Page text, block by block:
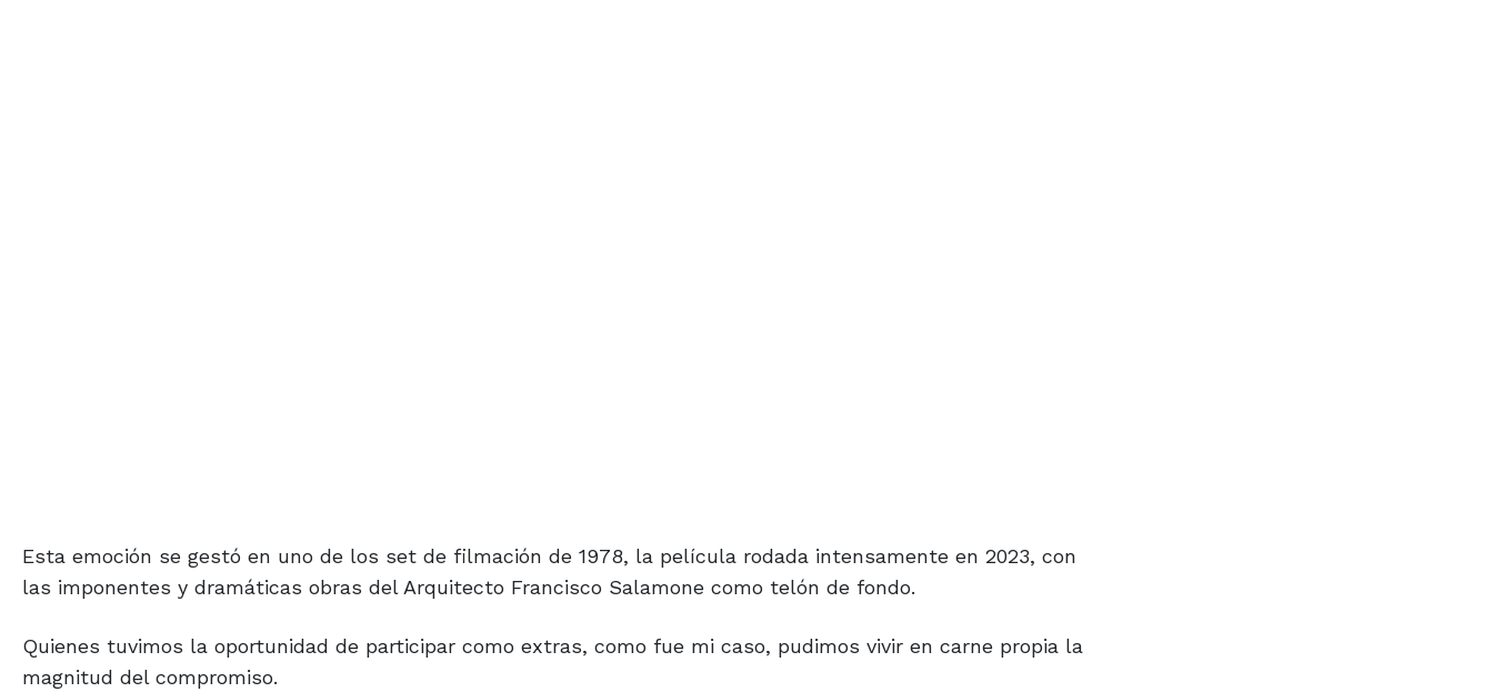
Esta emoción se gestó en uno de los set de filmación de 1978, la película rodada intensamente en 2023, con
las imponentes y dramáticas obras del Arquitecto Francisco Salamone como telón de fondo.
Quienes tuvimos la oportunidad de participar como extras, como fue mi caso, pudimos vivir en carne propia la
magnitud del compromiso.